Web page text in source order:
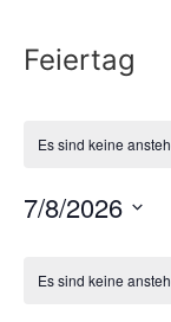
Feiertag
Es sind keine
7/8/2026
Es sind keine